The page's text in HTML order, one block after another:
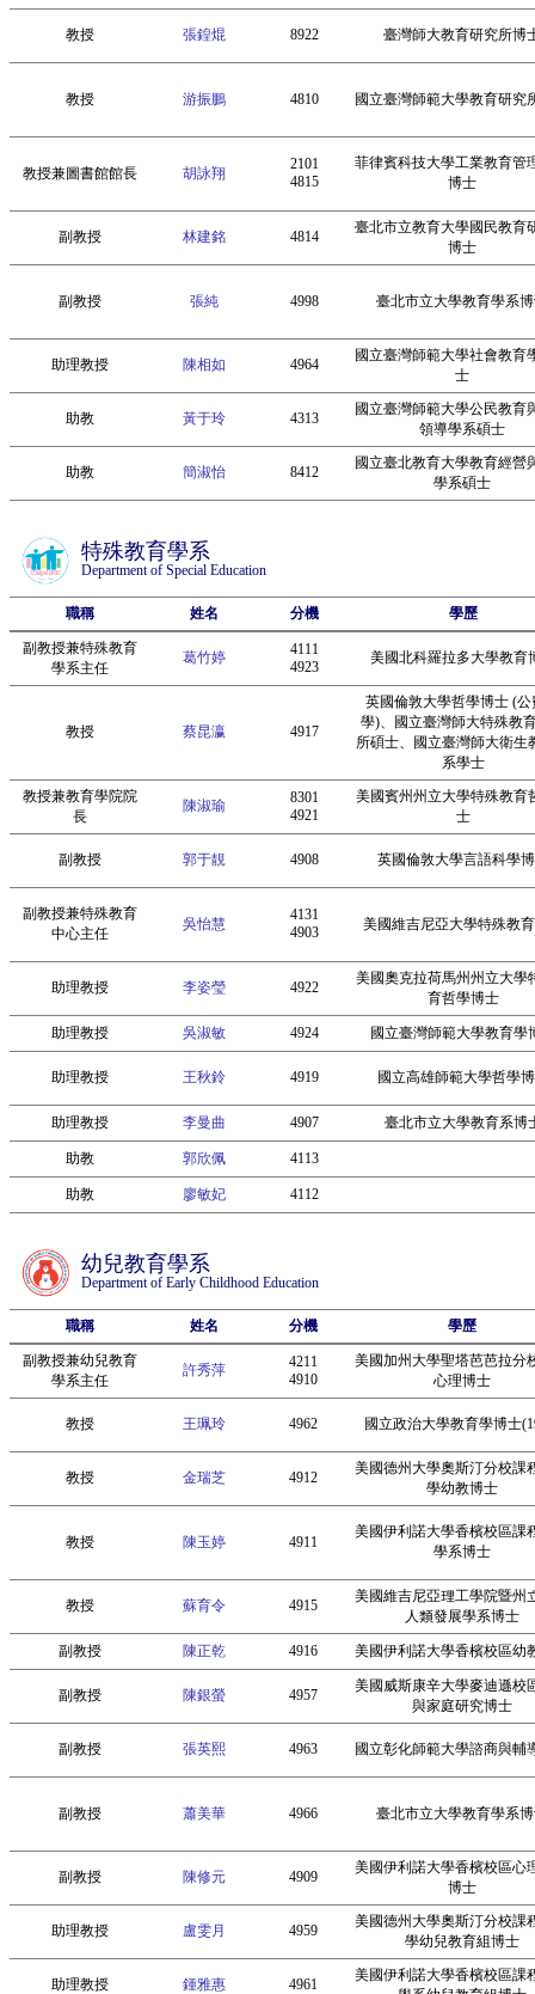
教授 張鍠焜 8922 臺灣師大教育研究所博
教授 游振鵬 4810 國立臺灣師範大學教育研究
教授兼圖書館館長 胡詠翔
2101
4815
菲律賓科技大學工業教育管
博士
副教授 林建銘 4814
臺北市立教育大學國民教育
博士
副教授 張純 4998 臺北市立大學教育學系
助理教授 陳相如 4964
國立臺灣師範大學社會教育
士
助教 黃于玲 4313
國立臺灣師範大學公民教育
領導學系碩士
助教 簡淑怡 8412
國立臺北教育大學教育經營
學系碩士
特殊教育學系
Department of Special Education
職稱 姓名 分機 學歷
副教授兼特殊教育
學系主任
葛竹婷
4111
4923
美國北科羅拉多大學教育
教授 蔡昆瀛 4917
英國倫敦大學哲學博士 (公
學)、國立臺灣師大特殊教
所碩士、國立臺灣師大衛生
系學士
教授兼教育學院院
長
陳淑瑜
8301
4921
美國賓州州立大學特殊教育
士
副教授 郭于靚 4908 英國倫敦大學言語科學
副教授兼特殊教育
中心主任
吳怡慧
4131
4903
美國維吉尼亞大學特殊教
助理教授 李姿瑩 4922
美國奧克拉荷馬州州立大學
育哲學博士
助理教授 吳淑敏 4924 國立臺灣師範大學教育學
助理教授 王秋鈴 4919 國立高雄師範大學哲學
助理教授 李曼曲 4907 臺北市立大學教育系博
助教 郭欣佩 4113
助教 廖敏妃 4112
幼兒教育學系
Department of Early Childhood Education
職稱 姓名 分機 學歷
副教授兼幼兒教育
學系主任
許秀萍
4211
4910
美國加州大學聖塔芭芭拉分
心理博士
教授 王珮玲 4962 國立政治大學教育學博士
教授 金瑞芝 4912
美國德州大學奧斯汀分校課
學幼教博士
教授 陳玉婷 4911
美國伊利諾大學香檳校區課
學系博士
教授 蘇育令 4915
美國維吉尼亞理工學院暨州
人類發展學系博士
副教授 陳正乾 4916 美國伊利諾大學香檳校區幼
副教授 陳銀螢 4957
美國威斯康辛大學麥迪遜校
與家庭研究博士
副教授 張英熙 4963 國立彰化師範大學諮商與輔
副教授 蕭美華 4966 臺北市立大學教育學系
副教授 陳修元 4909
美國伊利諾大學香檳校區心
博士
助理教授 盧雯月 4959
美國德州大學奧斯汀分校課
學幼兒教育組博士
助理教授 鍾雅惠 4961
美國伊利諾大學香檳校區課